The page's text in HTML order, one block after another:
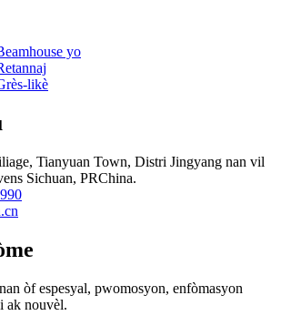
yo
likè
Tianyuan Town, Distri Jingyang nan vil
Sichuan, PRChina.
òf espesyal, pwomosyon, enfòmasyon
ak nouvèl.